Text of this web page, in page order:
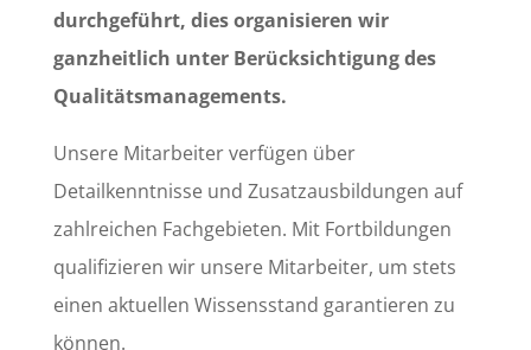
durchgeführt, dies organisieren wir
ganzheitlich unter Berücksichtigung des
Qualitätsmanagements.
Unsere Mitarbeiter verfügen über
Detailkenntnisse und Zusatzausbildungen auf
zahlreichen Fachgebieten. Mit Fortbildungen
qualifizieren wir unsere Mitarbeiter, um stets
einen aktuellen Wissensstand garantieren zu
können.